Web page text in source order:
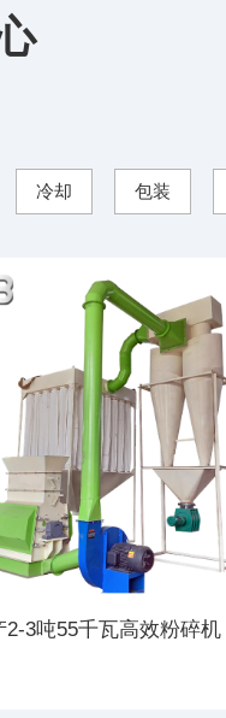
冷却 包装
2-3吨55千瓦高效粉碎机